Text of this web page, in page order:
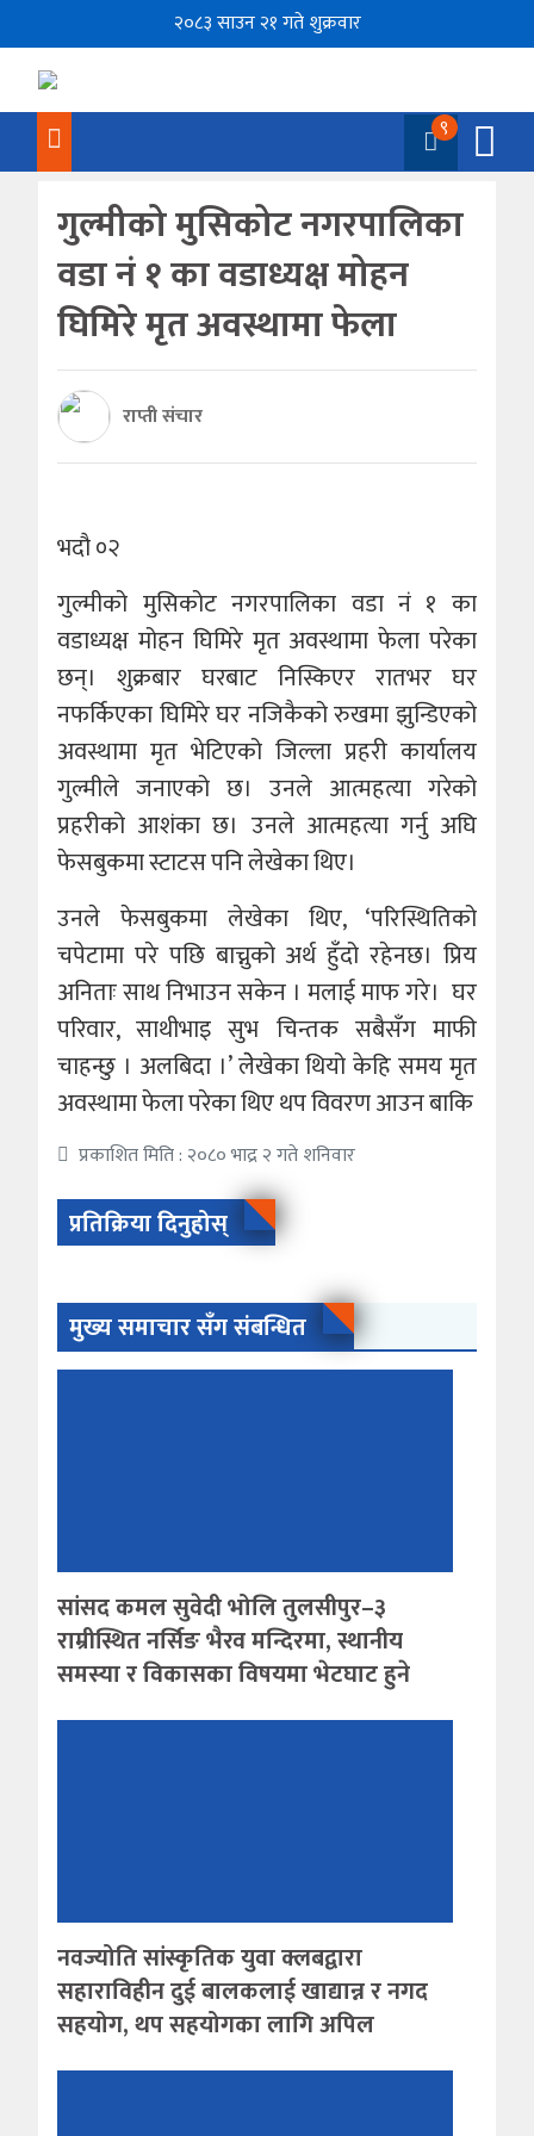
२०८३ साउन २१ गते शुक्रवार
९
गुल्मीको मुसिकोट नगरपालिका
वडा नं १ का वडाध्यक्ष मोहन
घिमिरे मृत अवस्थामा फेला
राप्ती संचार
भदौ ०२
गुल्मीको मुसिकोट नगरपालिका वडा नं १ का
वडाध्यक्ष मोहन घिमिरे मृत अवस्थामा फेला परेका
छन्। शुक्रबार घरबाट निस्किएर रातभर घर
नफर्किएका घिमिरे घर नजिकैको रुखमा झुन्डिएको
अवस्थामा मृत भेटिएको जिल्ला प्रहरी कार्यालय
गुल्मीले जनाएको छ। उनले आत्महत्या गरेको
प्रहरीको आशंका छ। उनले आत्महत्या गर्नु अघि
फेसबुकमा स्टाटस पनि लेखेका थिए।
उनले फेसबुकमा लेखेका थिए, ‘परिस्थितिको
चपेटामा परे पछि बाच्नुको अर्थ हुँदो रहेनछ। प्रिय
अनिताः साथ निभाउन सकेन । मलाई माफ गरे। घर
परिवार, साथीभाइ सुभ चिन्तक सबैसँग माफी
चाहन्छु । अलबिदा ।’ लेेखेका थियो केहि समय मृत
अवस्थामा फेला परेका थिए थप विवरण आउन बाकि
प्रकाशित मिति : २०८० भाद्र २ गते शनिवार
प्रतिक्रिया दिनुहोस्
मुख्य समाचार सँग संबन्धित
सांसद कमल सुवेदी भोलि तुलसीपुर–३
राम्रीस्थित नर्सिङ भैरव मन्दिरमा, स्थानीय
समस्या र विकासका विषयमा भेटघाट हुने
नवज्योति सांस्कृतिक युवा क्लबद्वारा
सहाराविहीन दुई बालकलाई खाद्यान्न र नगद
सहयोग, थप सहयोगका लागि अपिल